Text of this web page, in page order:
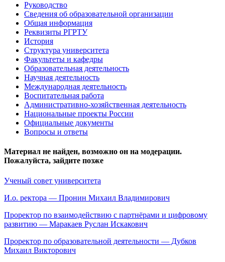
Руководство
Сведения об образовательной организации
Общая информация
Реквизиты РГРТУ
История
Структура университета
Факультеты и кафедры
Образовательная деятельность
Научная деятельность
Международная деятельность
Воспитательная работа
Административно-хозяйственная деятельность
Национальные проекты России
Официальные документы
Вопросы и ответы
Материал не найден, возможно он на модерации.
Пожалуйста, зайдите позже
Ученый совет университета
И.о. ректора — Пронин Михаил Владимирович
Проректор по взаимодействию с партнёрами и цифровому
развитию — Маракаев Руслан Искакович
Проректор по образовательной деятельности — Дубков
Михаил Викторович